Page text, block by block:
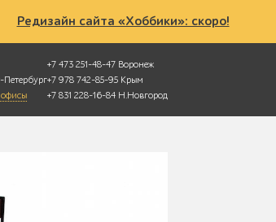
Редизайн сайта «Хоббики»: скоро!
Петербург
+7 473 251-48-47 Воронеж
+7 978 742-85-95 Крым
+7 831 228-16-84 Н.Новгород